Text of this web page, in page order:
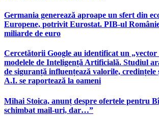
Germania generează aproape un sfert din
Europene, potrivit Eurostat. PIB-ul
miliarde de euro
Cercetătorii Google au identificat un „vector
modelele de Inteligență Artificială. Studiul
de siguranță influențează valorile, credințele
A.I. se raportează la oameni
Mihai Stoica, anunț despre ofertele pentru
schimbat mail-uri, dar…”